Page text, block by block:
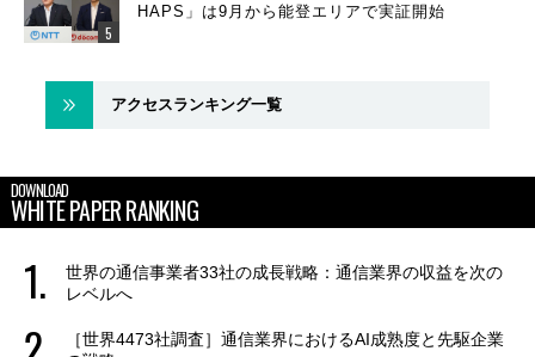
HAPS」は9月から能登エリアで実証開始
アクセスランキング一覧
DOWNLOAD
WHITE PAPER RANKING
世界の通信事業者33社の成長戦略：通信業界の収益を次の
レベルへ
［世界4473社調査］通信業界におけるAI成熟度と先駆企業